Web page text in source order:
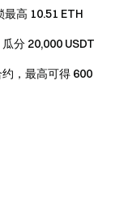
高 10.51 ETH
分 20,000 USDT
，最高可得 600